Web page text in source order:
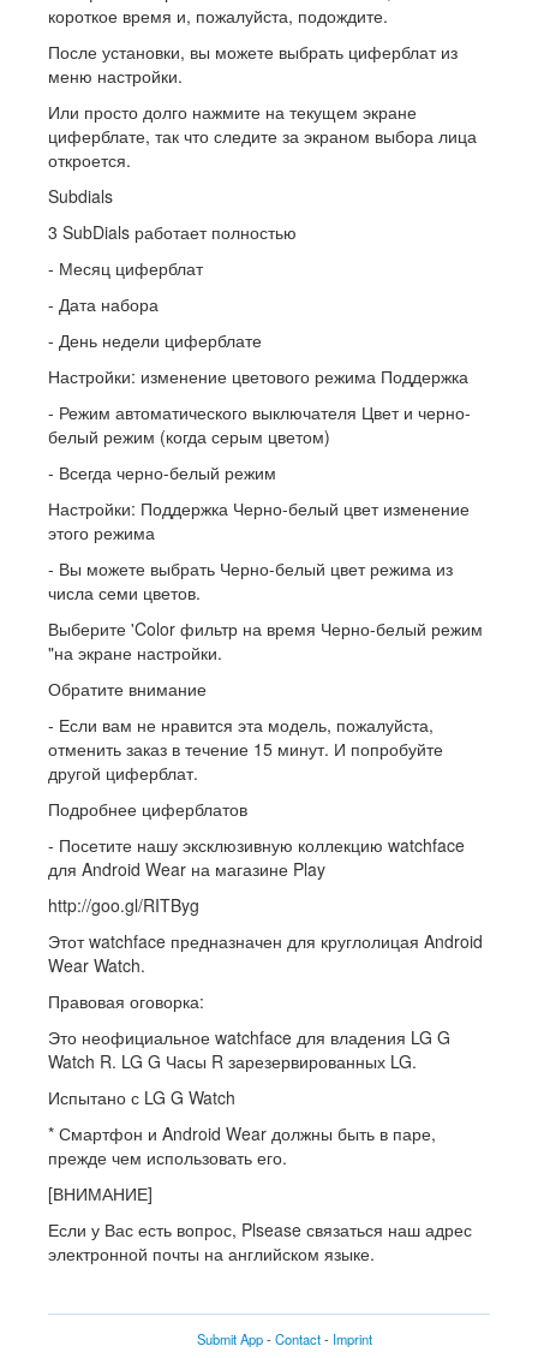
короткое время и, пожалуйста, подождите.
После установки, вы можете выбрать циферблат из
меню настройки.
Или просто долго нажмите на текущем экране
циферблате, так что следите за экраном выбора лица
откроется.
Subdials
3 SubDials работает полностью
- Месяц циферблат
- Дата набора
- День недели циферблате
Настройки: изменение цветового режима Поддержка
- Режим автоматического выключателя Цвет и черно-
белый режим (когда серым цветом)
- Всегда черно-белый режим
Настройки: Поддержка Черно-белый цвет изменение
этого режима
- Вы можете выбрать Черно-белый цвет режима из
числа семи цветов.
Выберите 'Color фильтр на время Черно-белый режим
"на экране настройки.
Обратите внимание
- Если вам не нравится эта модель, пожалуйста,
отменить заказ в течение 15 минут. И попробуйте
другой циферблат.
Подробнее циферблатов
- Посетите нашу эксклюзивную коллекцию watchface
для Android Wear на магазине Play
http://goo.gl/RITByg
Этот watchface предназначен для круглолицая Android
Wear Watch.
Правовая оговорка:
Это неофициальное watchface для владения LG G
Watch R. LG G Часы R зарезервированных LG.
Испытано с LG G Watch
* Смартфон и Android Wear должны быть в паре,
прежде чем использовать его.
[ВНИМАНИЕ]
Если у Вас есть вопрос, Plsease связаться наш адрес
электронной почты на английском языке.
Submit App-Contact- Imprint